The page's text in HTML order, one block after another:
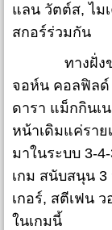
แลน วัตต์ส, ไม
สกอร์ร่วมกัน
ทางฝั่งของ
จอห์น คอลฟิลด์
ดารา แม็กกินเ
หน้าเดิมแค่ราย
มาในระบบ 3-
เกม สนับสนุน
เกอร์, สตีเฟน
ในเกมนี้